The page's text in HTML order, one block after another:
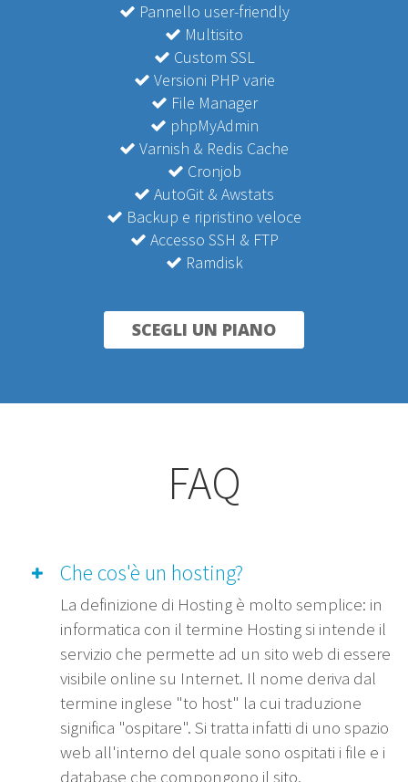
Pannello user-friendly
Multisito
Custom SSL
Versioni PHP varie
File Manager
phpMyAdmin
Varnish & Redis Cache
Cronjob
AutoGit & Awstats
Backup e ripristino veloce
Accesso SSH & FTP
Ramdisk
SCEGLI UN PIANO
FAQ
Che cos'è un hosting?
La definizione di Hosting è molto semplice: in
informatica con il termine Hosting si intende il
servizio che permette ad un sito web di essere
visibile online su Internet. Il nome deriva dal
termine inglese "to host" la cui traduzione
significa "ospitare". Si tratta infatti di uno spazio
web all'interno del quale sono ospitati i file e i
database che compongono il sito.